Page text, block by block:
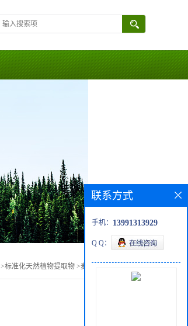
>标准化天然植物提取物 >麦芽提取物 供应
联系方式
手机： 13991313929
Q Q：